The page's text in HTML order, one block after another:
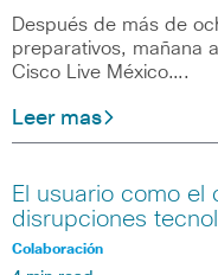
Después de más de
preparativos, mañana
Cisco Live México….
Leer mas
El usuario como
disrupciones
Colaboración